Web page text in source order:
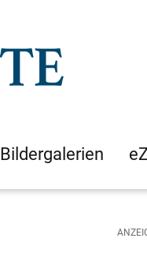
Bildergalerien